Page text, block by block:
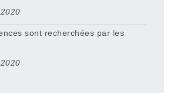
sont recherchées par les